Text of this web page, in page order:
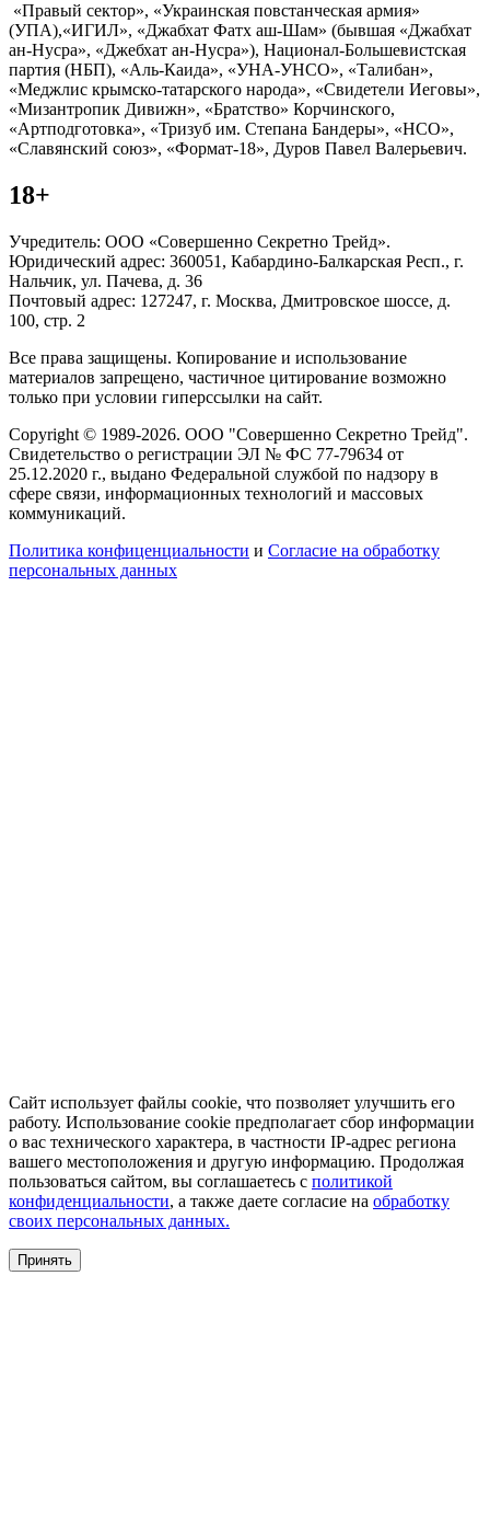
«Правый сектор», «Украинская повстанческая армия»
(УПА),«ИГИЛ», «Джабхат Фатх аш-Шам» (бывшая «Джабхат
ан-Нусра», «Джебхат ан-Нусра»), Национал-Большевистская
партия (НБП), «Аль-Каида», «УНА-УНСО», «Талибан»,
«Меджлис крымско-татарского народа», «Свидетели Иеговы»,
«Мизантропик Дивижн», «Братство» Корчинского,
«Артподготовка», «Тризуб им. Степана Бандеры», «НСО»,
«Славянский союз», «Формат-18», Дуров Павел Валерьевич.
18+
Учредитель: ООО «Совершенно Секретно Трейд».
Юридический адрес: 360051, Кабардино-Балкарская Респ., г.
Нальчик, ул. Пачева, д. 36
Почтовый адрес: 127247, г. Москва, Дмитровское шоссе, д.
100, стр. 2
Все права защищены. Копирование и использование
материалов запрещено, частичное цитирование возможно
только при условии гиперссылки на сайт.
Copyright © 1989-2026. ООО "Совершенно Секретно Трейд".
Свидетельство о регистрации ЭЛ № ФС 77-79634 от
25.12.2020 г., выдано Федеральной службой по надзору в
сфере связи, информационных технологий и массовых
коммуникаций.
Политика конфиценциальности и Согласие на обработку
персональных данных
Сайт использует файлы cookie, что позволяет улучшить его
работу. Использование cookie предполагает сбор информации
о вас технического характера, в частности IP-адрес региона
вашего местоположения и другую информацию. Продолжая
пользоваться сайтом, вы соглашаетесь с политикой
конфиденциальности, а также даете согласие на обработку
своих персональных данных.
Принять